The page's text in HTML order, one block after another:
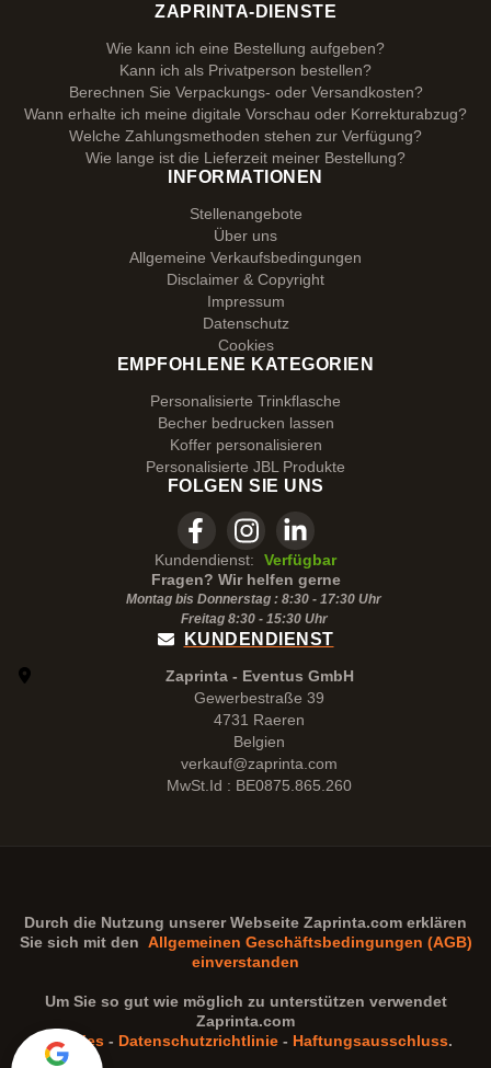
ZAPRINTA-DIENSTE
Wie kann ich eine Bestellung aufgeben?
Kann ich als Privatperson bestellen?
Berechnen Sie Verpackungs- oder Versandkosten?
Wann erhalte ich meine digitale Vorschau oder Korrekturabzug?
Welche Zahlungsmethoden stehen zur Verfügung?
Wie lange ist die Lieferzeit meiner Bestellung?
INFORMATIONEN
Stellenangebote
Über uns
Allgemeine Verkaufsbedingungen
Disclaimer & Copyright
Impressum
Datenschutz
Cookies
EMPFOHLENE KATEGORIEN
Personalisierte Trinkflasche
Becher bedrucken lassen
Koffer personalisieren
Personalisierte JBL Produkte
FOLGEN SIE UNS
Kundendienst:
Verfügbar
Fragen? Wir helfen gerne
Montag bis Donnerstag : 8:30 - 17:30 Uhr
Freitag 8:30 - 15:30Uhr
KUNDENDIENST
Zaprinta - Eventus GmbH
Gewerbestraße 39
4731 Raeren
Belgien
verkauf@zaprinta.com
MwSt.Id : BE0875.865.260
Durch die Nutzung unserer Webseite Zaprinta.com erklären
Sie sich mit den Allgemeinen Geschäftsbedingungen (AGB)
einverstanden
Um Sie so gut wie möglich zu unterstützen verwendet
Zaprinta.com
Cookies - Datenschutzrichtlinie - Haftungsausschluss.